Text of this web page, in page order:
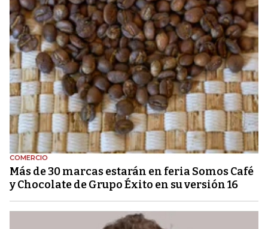
COMERCIO
Más de 30 marcas estarán en feria Somos Café
y Chocolate de Grupo Éxito en su versión 16